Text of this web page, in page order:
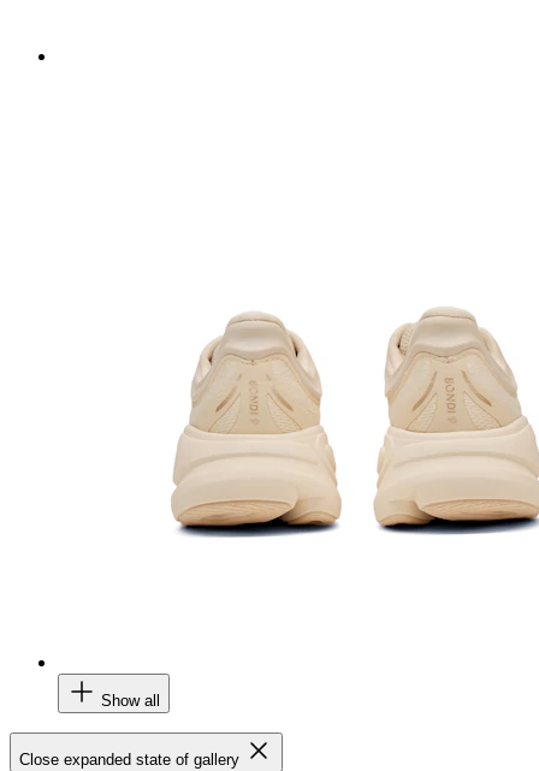
Show all
Close expanded state of gallery